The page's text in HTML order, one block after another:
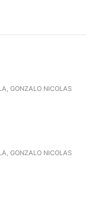
GONZALO NICOLAS
GONZALO NICOLAS